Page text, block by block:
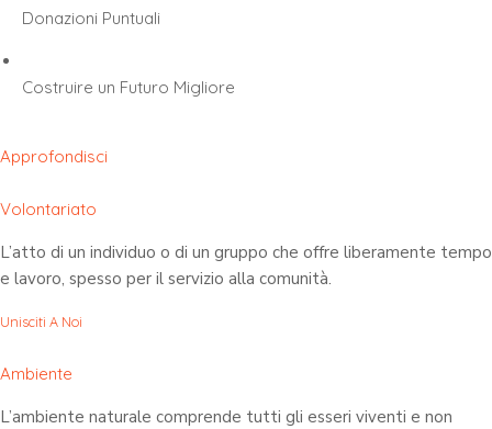
Donazioni Puntuali
Costruire un Futuro Migliore
Approfondisci
Volontariato
L’atto di un individuo o di un gruppo che offre liberamente tempo
e lavoro, spesso per il servizio alla comunità.
Unisciti A Noi
Ambiente
L’ambiente naturale comprende tutti gli esseri viventi e non